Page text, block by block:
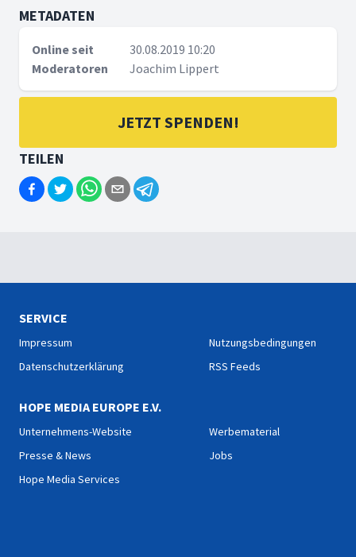
METADATEN
Online seit
30.08.2019 10:20
Moderatoren
Joachim Lippert
JETZT SPENDEN!
TEILEN
SERVICE
Impressum
Datenschutzerklärung
Nutzungsbedingungen
RSS Feeds
HOPE MEDIA EUROPE E.V.
Unternehmens-Website
Presse & News
Hope Media Services
Werbematerial
Jobs